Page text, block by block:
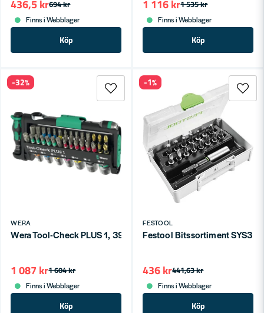
694 kr
436,5 kr
Finns i Webblager
Köp
1 535 kr
1 116 kr
Finns i Webblager
Köp
WERA
Wera Tool-Check PLUS 1, 39 delar
1 604 kr
1 087 kr
Finns i Webblager
Köp
-32%
FESTOOL
Festool Bitssortiment SYS3
441,63 kr
436 kr
Finns i Webblager
Köp
-1%